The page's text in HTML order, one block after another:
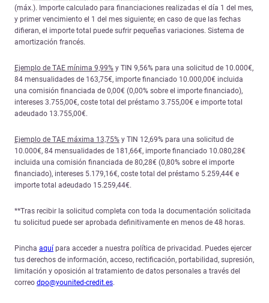
(máx.). Importe calculado para financiaciones realizadas el día 1 del mes,
y primer vencimiento el 1 del mes siguiente; en caso de que las fechas
difieran, el importe total puede sufrir pequeñas variaciones. Sistema de
amortización francés.
Ejemplo de TAE mínima 9,99% y TIN 9,56% para una solicitud de 10.000€,
84 mensualidades de 163,75€, importe financiado 10.000,00€ incluida
una comisión financiada de 0,00€ (0,00% sobre el importe financiado),
intereses 3.755,00€, coste total del préstamo 3.755,00€ e importe total
adeudado 13.755,00€.
Ejemplo de TAE máxima 13,75% y TIN 12,69% para una solicitud de
10.000€, 84 mensualidades de 181,66€, importe financiado 10.080,28€
incluida una comisión financiada de 80,28€ (0,80% sobre el importe
financiado), intereses 5.179,16€, coste total del préstamo 5.259,44€ e
importe total adeudado 15.259,44€.
**Tras recibir la solicitud completa con toda la documentación solicitada
tu solicitud puede ser aprobada definitivamente en menos de 48 horas.
Pincha aquí para acceder a nuestra política de privacidad. Puedes ejercer
tus derechos de información, acceso, rectificación, portabilidad, supresión,
limitación y oposición al tratamiento de datos personales a través del
correo dpo@younited-credit.es.